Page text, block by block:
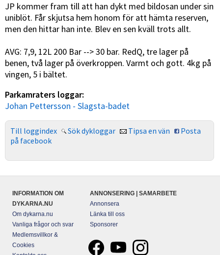
JP kommer fram till att han dykt med bildosan under sin
uniblöt. Får skjutsa hem honom för att hämta reserven,
men den hittar han inte. Blev en sen kväll trots allt.
AVG: 7,9, 12L 200 Bar --> 30 bar. RedQ, tre lager på
benen, två lager på överkroppen. Varmt och gott. 4kg på
vingen, 5 i bältet.
Parkamraters loggar:
Johan Pettersson - Slagsta-badet
Till loggindex Sök dykloggar Tipsa en vän
Posta
på facebook
INFORMATION OM
DYKARNA.NU
Om dykarna.nu
Vanliga frågor och svar
Medlemsvillkor &
Cookies
ANNONSERING | SAMARBETE
Annonsera
Länka till oss
Sponsorer